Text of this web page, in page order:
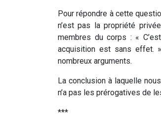
Pour répondre à cette
n’est pas la propriété
membres du corps : «
acquisition est sans effet.
nombreux arguments.
La conclusion à laquelle
n’a pas les prérogatives de
***